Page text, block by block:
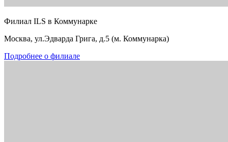
Филиал ILS в Коммунарке
Москва, ул.Эдварда Грига, д.5 (м. Коммунарка)
Подробнее о филиале